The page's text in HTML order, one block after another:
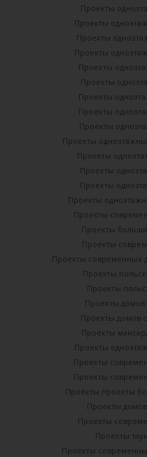
Проекты
Проекты
Проекты
Проекты
Проекты
Проекты
Проекты
Проекты
Проекты
Проекты
Проекты
Проекты
Проекты
Проекты
Проекты
Проекты
Проекты
Проекты современных
Проекты
Проекты
Проекты
Проекты домов
Проекты
Проекты
Проекты
Проекты
Проекты проекты
Проекты
Проекты
Проекты
Проекты